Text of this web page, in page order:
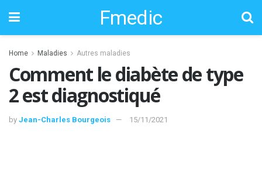
Fmedic
Home Maladies Autres maladies
Comment le diabète de type
2 est diagnostiqué
by Jean-Charles Bourgeois 15/11/2021